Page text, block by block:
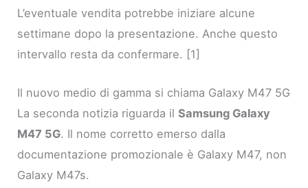
L’eventuale vendita potrebbe iniziare alcune
settimane dopo la presentazione. Anche questo
intervallo resta da confermare. [1]
Il nuovo medio di gamma si chiama Galaxy M47 5G
La seconda notizia riguarda ilSamsung Galaxy
M47 5G. Il nome corretto emerso dalla
documentazione promozionale è Galaxy M47, non
Galaxy M47s.